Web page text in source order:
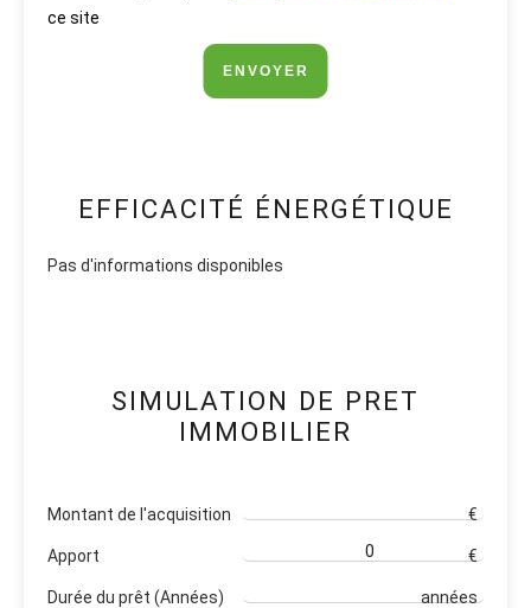
ce site
ENVOYER
EFFICACITÉ ÉNERGÉTIQUE
Pas d'informations disponibles
SIMULATION DE PRET
IMMOBILIER
Montant de l'acquisition €
Apport €
Durée du prêt (Années) années